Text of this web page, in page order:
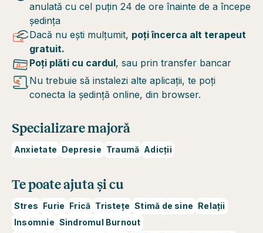
anulată cu cel puțin 24 de ore înainte de a începe
ședința
Dacă nu ești mulțumit, poți încerca alt terapeut
gratuit.
Poți plăti cu cardul, sau prin transfer bancar
Nu trebuie să instalezi alte aplicații, te poți
conecta la ședință online, din browser.
Specializare majoră
Anxietate Depresie Traumă Adicții
Te poate ajuta și cu
Stres Furie Frică Tristețe Stimă de sine Relații
Insomnie Sindromul Burnout